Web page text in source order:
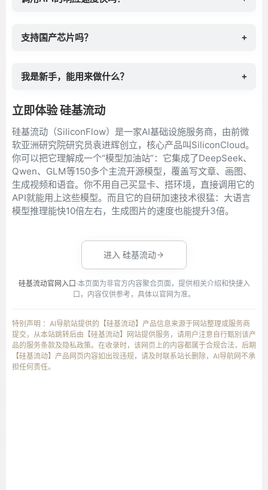
支持国产芯片吗？ +
我是新手，能用来做什么？ +
立即体验 硅基流动
硅基流动（SiliconFlow）是一家AI基础设施服务商，由前微
软亚洲研究院研究员袁进辉创立，核心产品叫SiliconCloud。
你可以把它理解成一个“模型加油站”：它集成了DeepSeek、
Qwen、GLM等150多个主流开源模型，覆盖写文章、画图、
生成视频和语音。你不用自己买显卡、搭环境，直接调用它的
API就能用上这些模型。而且它的自研加速技术很猛：大语言
模型推理能快10倍左右，生成图片的速度也能提升3倍。
进入 硅基流动
硅基流动官网入口 ·本页面为非官方内容聚合页面，提供相关介绍和快捷入
口，内容仅供参考，具体以官网为准。
特别声明 ：AI导航站提供的【硅基流动】产品信息来源于网站整理或服务商
提交，从本站跳转后由【硅基流动】网站提供服务，请用户注意自行甄别该产
品的服务条款及隐私政策。在收录时，该网页上的内容都属于合规合法，后期
【硅基流动】产品网页内容如出现违规，请及时联系站长删除，AI导航网不承
担任何责任。